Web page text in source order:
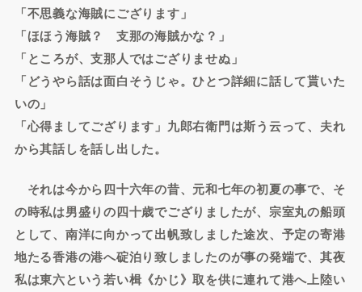
「不思義な海賊にござります」
「ほほう海賊？ 支那の海賊かな？」
「ところが、支那人ではござりませぬ」
「どうやら話は面白そうじゃ。ひとつ詳細に話して貰いた
いの」
「心得ましてござります」九郎右衛門は斯う云って、夫れ
から其話しを話し出した。
それは今から四十六年の昔、元和七年の初夏の事で、そ
の時私は男盛りの四十歳でござりましたが、宗室丸の船頭
として、南洋に向かって出帆致しました途次、予定の寄港
地たる香港の港へ碇泊り致しましたのが事の発端で、其夜
私は東六という若い楫《かじ》取を供に連れて港へ上陸い